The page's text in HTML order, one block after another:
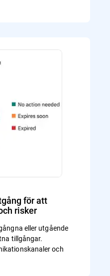
för att
risker
eller utgående
tillgångar.
och